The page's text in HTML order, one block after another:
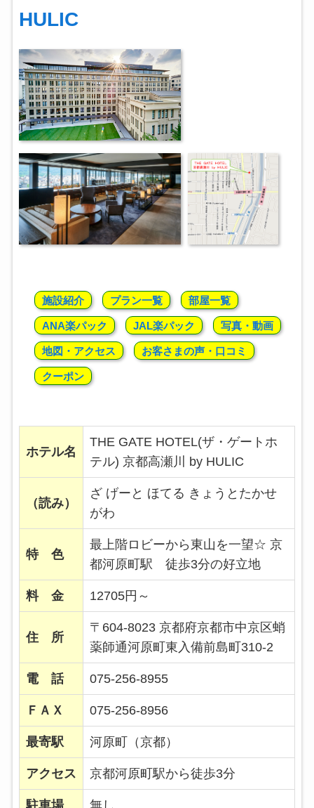
HULIC
施設紹介 プラン一覧 部屋一覧
ANA楽パック JAL楽パック 写真・動画
地図・アクセス お客さまの声・口コミ
クーポン
ホテル名
THE GATE HOTEL(ザ・ゲートホ
テル) 京都高瀬川 by HULIC
（読み）
ざ げーと ほてる きょうとたかせ
がわ
特 色
最上階ロビーから東山を一望☆ 京
都河原町駅 徒歩3分の好立地
料 金 12705円～
住 所
〒604-8023 京都府京都市中京区蛸
薬師通河原町東入備前島町310-2
電 話 075-256-8955
ＦＡＸ 075-256-8956
最寄駅 河原町（京都）
アクセス 京都河原町駅から徒歩3分
駐車場 無し